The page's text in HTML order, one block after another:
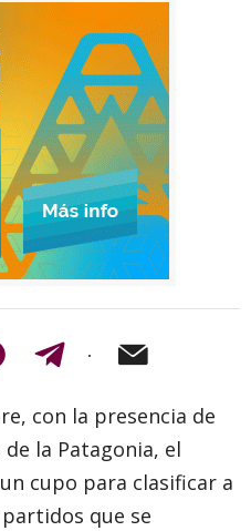
con la presencia de
la Patagonia, el
cupo para clasificar a
que se